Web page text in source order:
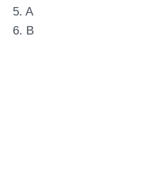
5. A
6. B